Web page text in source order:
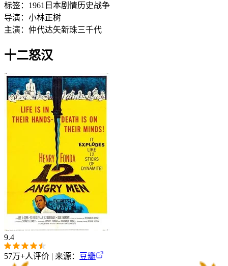
标签： 1961 日本剧情历史战争
导演： 小林正树
主演： 仲代达矢新珠三千代
十二怒汉
9.4
57万+人评价 | 来源： 豆瓣